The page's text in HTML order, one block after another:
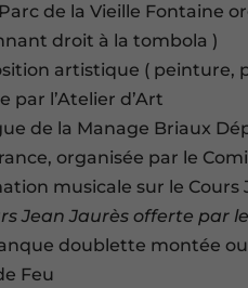
de la Vieille Fontaine
droit à la tombola )
artistique ( peinture,
par l’Atelier d’Art
de la Manage Briaux
organisée par le
musicale sur le Cours
Jean Jaurès offerte par
doublette montée
Feu